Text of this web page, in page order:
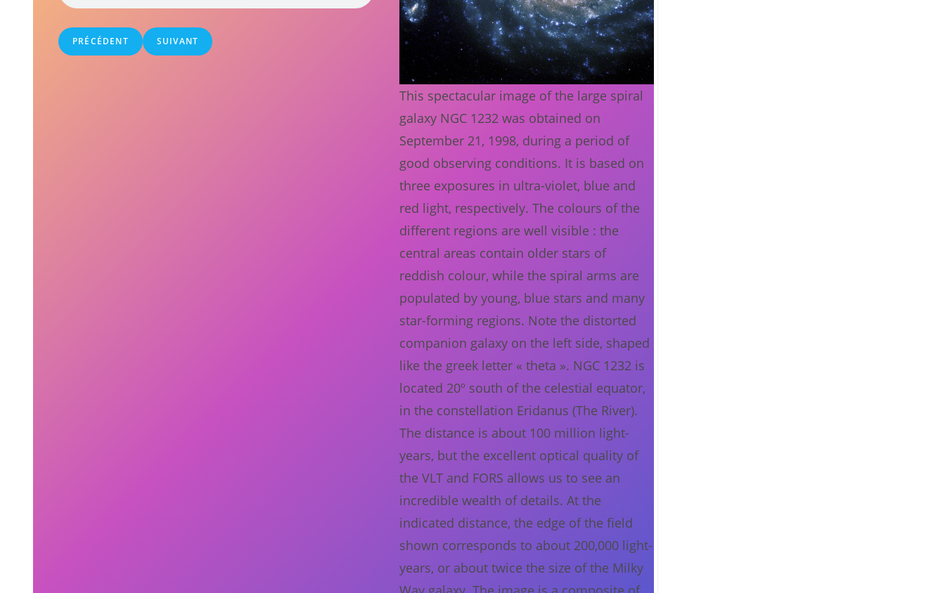
PRÉCÉDENT SUIVANT
This spectacular image of the large spiral
galaxy NGC 1232 was obtained on
September 21, 1998, during a period of
good observing conditions. It is based on
three exposures in ultra-violet, blue and
red light, respectively. The colours of the
different regions are well visible : the
central areas contain older stars of
reddish colour, while the spiral arms are
populated by young, blue stars and many
star-forming regions. Note the distorted
companion galaxy on the left side, shaped
like the greek letter « theta ». NGC 1232 is
located 20º south of the celestial equator,
in the constellation Eridanus (The River).
The distance is about 100 million light-
years, but the excellent optical quality of
the VLT and FORS allows us to see an
incredible wealth of details. At the
indicated distance, the edge of the field
shown corresponds to about 200,000 light-
years, or about twice the size of the Milky